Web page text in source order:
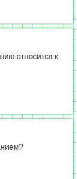
от­но­сит­ся к